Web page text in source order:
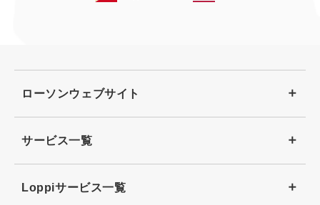
ローソンウェブサイト
サービス一覧
Loppiサービス一覧